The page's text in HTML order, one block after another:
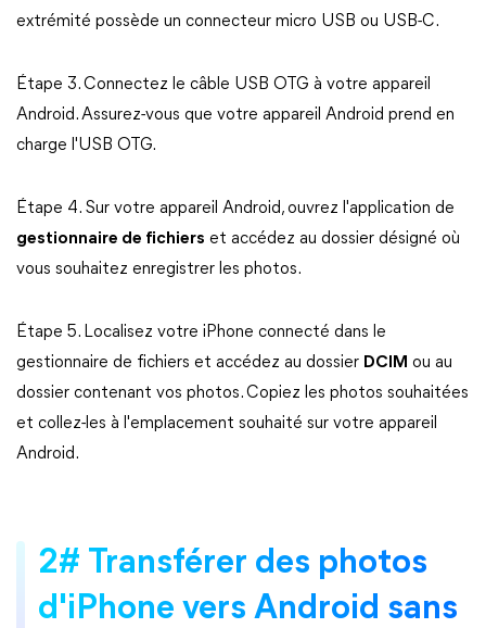
extrémité possède un connecteur micro USB ou USB-C.
Étape 3. Connectez le câble USB OTG à votre appareil
Android. Assurez-vous que votre appareil Android prend en
charge l'USB OTG.
Étape 4. Sur votre appareil Android, ouvrez l'application de
gestionnaire de fichiers et accédez au dossier désigné où
vous souhaitez enregistrer les photos.
Étape 5. Localisez votre iPhone connecté dans le
gestionnaire de fichiers et accédez au dossier DCIM ou au
dossier contenant vos photos. Copiez les photos souhaitées
et collez-les à l'emplacement souhaité sur votre appareil
Android.
2# Transférer des photos
d'iPhone vers Android sans